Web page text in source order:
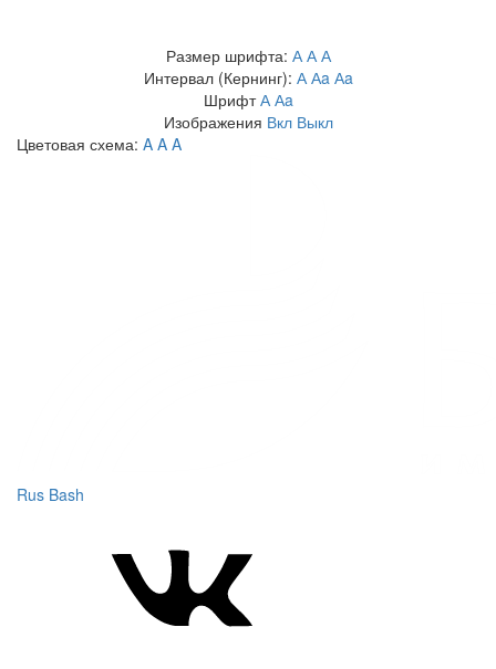
Размер шрифта: А А А
Интервал (Кернинг): А Аa Аa
Шрифт А Аa
Изображения Вкл Выкл
Цветовая схема: A A A
Rus Bash